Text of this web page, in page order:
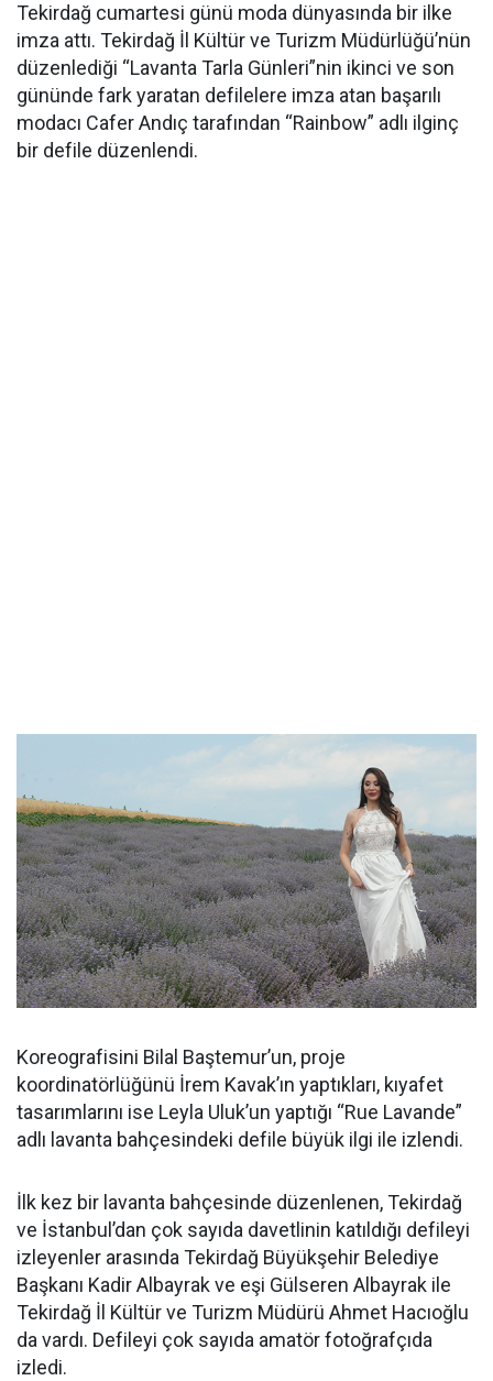
Tekirdağ cumartesi günü moda dünyasında bir ilke
imza attı. Tekirdağ İl Kültür ve Turizm Müdürlüğü’nün
düzenlediği “Lavanta Tarla Günleri”nin ikinci ve son
gününde fark yaratan defilelere imza atan başarılı
modacı Cafer Andıç tarafından “Rainbow” adlı ilginç
bir defile düzenlendi.
Koreografisini Bilal Baştemur’un, proje
koordinatörlüğünü İrem Kavak’ın yaptıkları, kıyafet
tasarımlarını ise Leyla Uluk’un yaptığı “Rue Lavande”
adlı lavanta bahçesindeki defile büyük ilgi ile izlendi.
İlk kez bir lavanta bahçesinde düzenlenen, Tekirdağ
ve İstanbul’dan çok sayıda davetlinin katıldığı defileyi
izleyenler arasında Tekirdağ Büyükşehir Belediye
Başkanı Kadir Albayrak ve eşi Gülseren Albayrak ile
Tekirdağ İl Kültür ve Turizm Müdürü Ahmet Hacıoğlu
da vardı. Defileyi çok sayıda amatör fotoğrafçıda
izledi.